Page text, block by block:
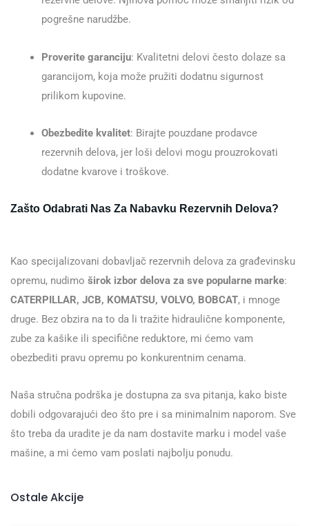
pogrešne narudžbe.
Proverite garanciju: Kvalitetni delovi često dolaze sa
garancijom, koja može pružiti dodatnu sigurnost
prilikom kupovine.
Obezbedite kvalitet: Birajte pouzdane prodavce
rezervnih delova, jer loši delovi mogu prouzrokovati
dodatne kvarove i troškove.
Zašto Odabrati Nas Za Nabavku Rezervnih Delova?
Kao specijalizovani dobavljač rezervnih delova za građevinsku
opremu, nudimo širok izbor delova za sve popularne marke:
CATERPILLAR, JCB, KOMATSU, VOLVO, BOBCAT, i mnoge
druge. Bez obzira na to da li tražite hidraulične komponente,
zube za kašike ili specifične reduktore, mi ćemo vam
obezbediti pravu opremu po konkurentnim cenama.
Naša stručna podrška je dostupna za sva pitanja, kako biste
dobili odgovarajući deo što pre i sa minimalnim naporom. Sve
što treba da uradite je da nam dostavite marku i model vaše
mašine, a mi ćemo vam poslati najbolju ponudu.
Ostale Akcije